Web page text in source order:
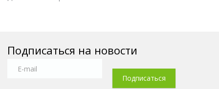
Подписаться на новости